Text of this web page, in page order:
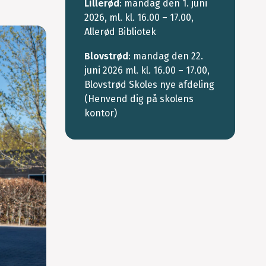
Lillerød : mandag den 1. juni
2026, ml. kl. 16.00 – 17.00,
Allerød Bibliotek
Blovstrød: mandag den 22.
juni 2026 ml. kl. 16.00 – 17.00,
Blovstrød Skoles nye afdeling
(Henvend dig på skolens
kontor)